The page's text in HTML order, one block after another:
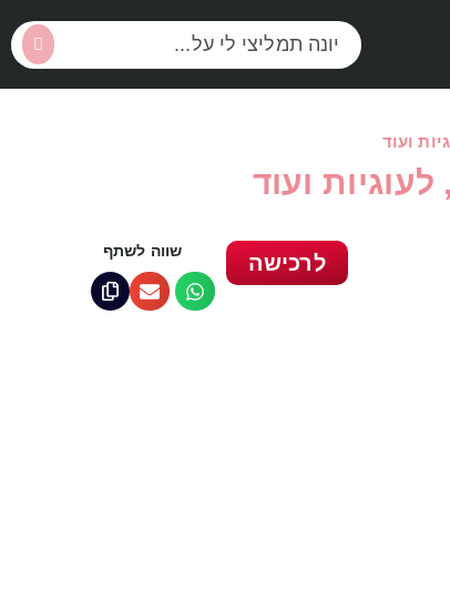
ועוד
ועוד
שווה לשתף לרכישה